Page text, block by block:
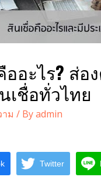
ออะไร? ส่
เชื่อทั่วไทย
ม / Byadmin
Twitter